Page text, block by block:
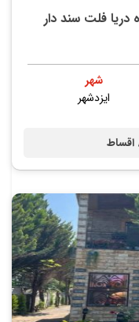
دریا فلت سند دار
شهر
ایزدشهر
اقساط